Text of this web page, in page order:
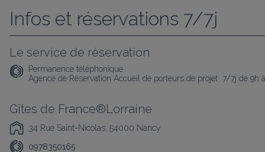
Infos et réservations 7/7j
Le service de réservation
Permanence téléphonique :
Agence de Réservation Accueil de porteurs de projet  7/7j de 9h
Gîtes de France®Lorraine
34 Rue Saint-Nicolas, 54000 Nancy
0978350165